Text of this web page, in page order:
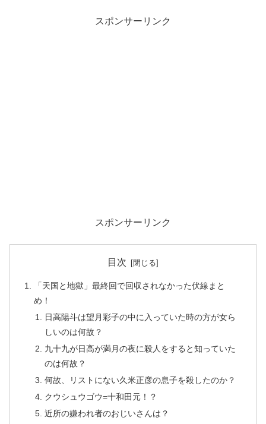
スポンサーリンク
スポンサーリンク
目次
「天国と地獄」最終回で回収されなかった伏線まと
め！
日高陽斗は望月彩子の中に入っていた時の方が女ら
しいのは何故？
九十九が日高が満月の夜に殺人をすると知っていた
のは何故？
何故、リストにない久米正彦の息子を殺したのか？
クウシュウゴウ=十和田元！？
近所の嫌われ者のおじいさんは？